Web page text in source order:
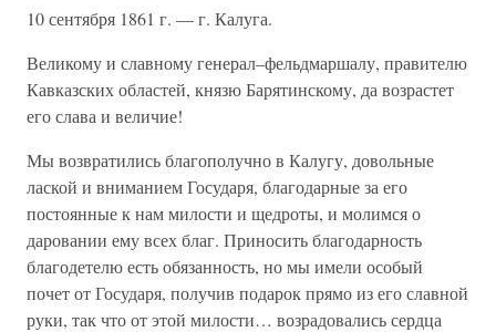
10 сентября 1861 г. — г. Калуга.
Великому и славному генерал–фельдмаршалу, правителю
Кавказских областей, князю Барятинскому, да возрастет
его слава и величие!
Мы возвратились благополучно в Калугу, довольные
лаской и вниманием Государя, благодарные за его
постоянные к нам милости и щедроты, и молимся о
даровании ему всех благ. Приносить благодарность
благодетелю есть обязанность, но мы имели особый
почет от Государя, получив подарок прямо из его славной
руки, так что от этой милости… возрадовались сердца